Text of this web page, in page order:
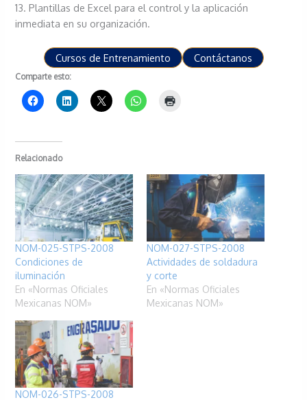
13. Plantillas de Excel para el control y la aplicación
inmediata en su organización.
Cursos de Entrenamiento Contáctanos
Comparte esto:
Relacionado
NOM-025-STPS-2008
Condiciones de
iluminación
En «Normas Oficiales
Mexicanas NOM»
NOM-027-STPS-2008
Actividades de soldadura
y corte
En «Normas Oficiales
Mexicanas NOM»
NOM-026-STPS-2008